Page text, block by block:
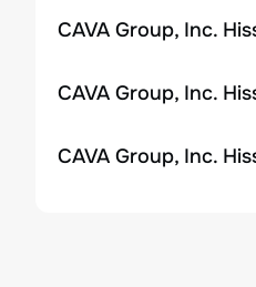
CAVA Group, Inc.
CAVA Group, Inc.
CAVA Group, Inc.